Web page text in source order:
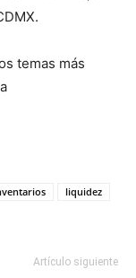
temas más
liquidez
Artículo siguiente